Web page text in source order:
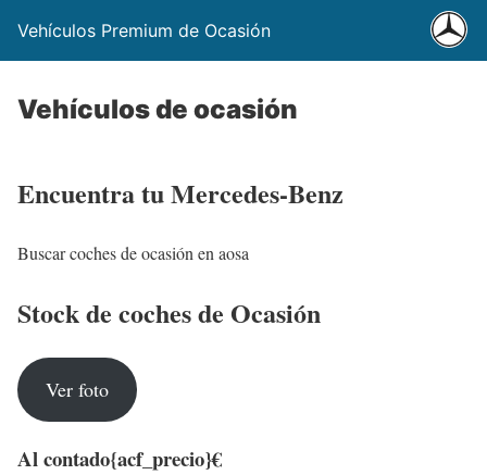
Vehículos Premium de Ocasión
Vehículos de ocasión
Encuentra tu Mercedes-Benz
Buscar coches de ocasión en aosa
Stock de coches de Ocasión
Ver foto
Al contado{acf_precio}€